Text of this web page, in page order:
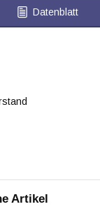
Datenblatt
Artikel